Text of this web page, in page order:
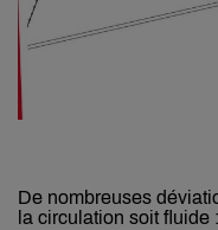
De nombreuses
la circulation soit fluide :